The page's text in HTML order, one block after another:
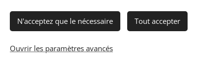
© 2023 Les recettes d'Henri-Luc. Tous droits réservés.
N'acceptez que le nécessaire Tout accepter
Ouvrir les paramètres avancés